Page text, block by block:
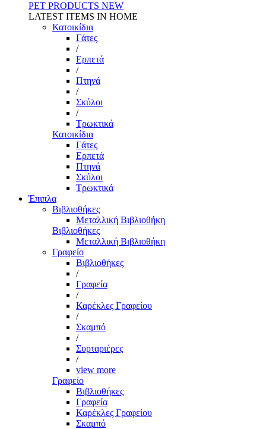
PET PRODUCTS NEW
LATEST ITEMS IN HOME
Κατοικίδια
Γάτες
/
Ερπετά
/
Πτηνά
/
Σκύλοι
/
Τρωκτικά
Κατοικίδια
Γάτες
Ερπετά
Πτηνά
Σκύλοι
Τρωκτικά
Έπιπλα
Βιβλιοθήκες
Μεταλλική Βιβλιοθήκη
Βιβλιοθήκες
Μεταλλική Βιβλιοθήκη
Γραφείο
Βιβλιοθήκες
/
Γραφεία
/
Καρέκλες Γραφείου
/
Σκαμπό
/
Συρταριέρες
/
view more
Γραφείο
Βιβλιοθήκες
Γραφεία
Καρέκλες Γραφείου
Σκαμπό